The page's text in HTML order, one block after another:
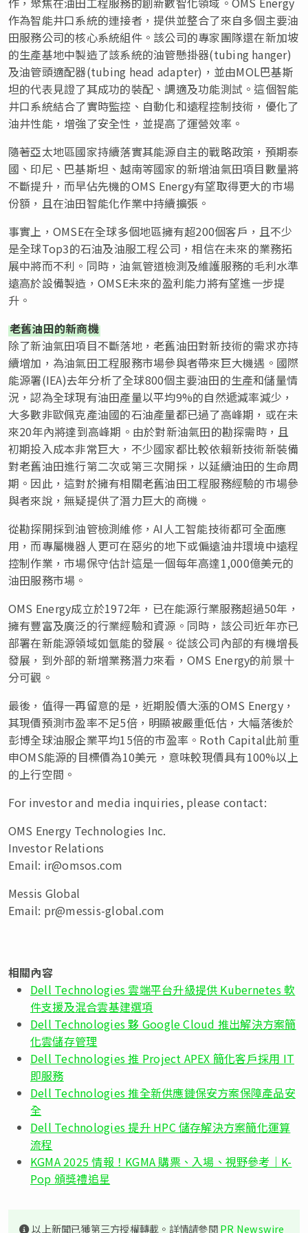
作為智能井口系統的連接者，提供並整合了來自多個主要油
田服務公司的核心系統組件。該公司的專家團隊還在新加坡
的生產基地中製造了該系統的油管懸掛器(tubing hanger)
及油管頭適配器(tubing head adapter)，並由MOL巴基斯
坦的代表見證了其成功的裝配、調適及功能測試。這個智能
井口系統結合了實時監控、自動化和遠程控制技術，優化了
油井性能，增強了安全性，並提高了運營效率。
隨著亞太地區國家持續落實其能源自主的戰略政策，預期泰
國、印尼、巴基斯坦、越南等國家的新增油氣田項目數量將
不斷提升，而早佔先機的OMS Energy有望取得更大的市場
份額，且在油田智能化作業中持續擴張。
事實上，OMSE在全球多個地區擁有超200個客戶，且不少
是全球Top3的石油及油服工程公司，相信在未來的業務拓
展中將而不利。同時，油氣管道檢測及維護服務的毛利水準
遠高於設備製造，OMSE未來的盈利能力將有望進一步提
升。
老舊油田的新商機
除了新油氣田項目不斷落地，老舊油田對新技術的需求亦持
續增加，為油氣田工程服務市場參與者帶來巨大機遇。國際
能源署(IEA)去年分析了全球800個主要油田的生產和儲量情
況，認為全球現有油田產量以平均9%的自然遞減率減少，
大多數非歐佩克產油國的石油產量都已過了高峰期，或在未
來20年內將達到高峰期。由於對新油氣田的勘探需時，且
初期投入成本非常巨大，不少國家都比較依賴新技術新裝備
對老舊油田進行第二次或第三次開採，以延續油田的生命周
期。因此，這對於擁有相關老舊油田工程服務經驗的市場參
與者來說，無疑提供了潛力巨大的商機。
從勘探開採到油管檢測維修，AI人工智能技術都可全面應
用，而專屬機器人更可在惡劣的地下或偏遠油井環境中遠程
控制作業，市場保守估計這是一個每年高達1,000億美元的
油田服務市場。
OMS Energy成立於1972年，已在能源行業服務超過50年，
擁有豐富及廣泛的行業經驗和資源。同時，該公司近年亦已
部署在新能源領域如氫能的發展。從該公司內部的有機增長
發展，到外部的新增業務潛力來看，OMS Energy的前景十
分可觀。
最後，值得一再留意的是，近期股價大漲的OMS Energy，
其現價預測市盈率不足5倍，明顯被嚴重低估，大幅落後於
彭博全球油服企業平均15倍的市盈率。Roth Capital此前重
申OMS能源的目標價為10美元，意味較現價具有100%以上
的上行空間。
For investor and media inquiries, please contact:
OMS Energy Technologies Inc.
Investor Relations
Email: ir@omsos.com
Messis Global
Email: pr@messis-global.com
相關內容
Dell Technologies 雲端平台升級提供 Kubernetes 軟
件支援及混合雲基建選項
Dell Technologies 夥 Google Cloud 推出解決方案簡
化雲儲存管理
Dell Technologies 推 Project APEX 簡化客戶採用 IT
即服務
Dell Technologies 推全新供應鏈保安方案保障產品安
全
Dell Technologies 提升 HPC 儲存解決方案簡化運算
流程
KGMA 2025 情報！KGMA 購票、入場、視野參考｜K-
Pop 頒獎禮追星
以上新聞已獲第三方授權轉載。詳情請參閱PR Newswire